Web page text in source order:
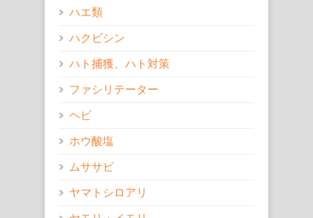
ハエ類
ハクビシン
ハト捕獲、ハト対策
ファシリテーター
ヘビ
ホウ酸塩
ムササビ
ヤマトシロアリ